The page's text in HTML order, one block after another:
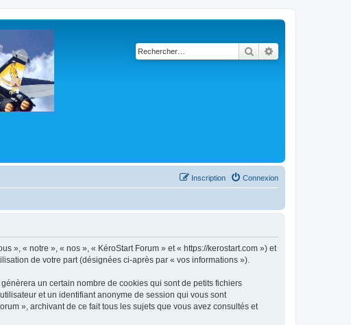
Rechercher
Connexion
Inscription
», « notre », « nos », « KéroStart Forum » et « https://kerostart.com ») et
de votre part (désignées ci-après par « vos informations »).
un certain nombre de cookies qui sont de petits fichiers
et un identifiant anonyme de session qui vous sont
», archivant de ce fait tous les sujets que vous avez consultés et